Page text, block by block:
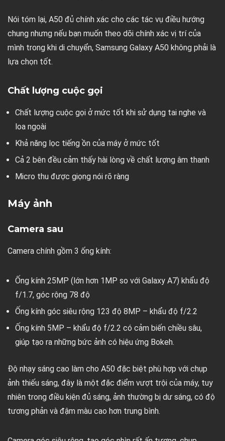
Nói tóm lại, A50 đủ chính xác cho các tác vụ điều hướng
chung nhưng nếu bạn muốn theo dõi chính xác vị trí của
mình trong khi di chuyển, Samsung Galaxy A50 không phải là
lựa chọn tốt.
Chất lượng cuộc gọi
Chất lượng cuộc gọi ở mức tốt khi sử dụng tai nghe và
loa ngoài
Khả năng lọc tiếng ồn của máy ở mức tốt
Cả 2 bên đều cảm thấy hài lòng về chất lượng âm thanh
Micro thu được giọng nói rõ ràng
Máy ảnh
Camera sau
Camera chính gồm 3 ống kính:
Ống kính 25MP (lớn hơn 1MP so với Galaxy A7) khẩu độ
f/1.7, góc rộng 78 độ
Ống kính góc siêu rộng 123 độ 8MP – khẩu độ f/2.2
Ống kính 5MP – khẩu độ f/2.2 có cảm biến chiều sâu,
giúp tạo ra những bức ảnh có hiệu ứng Bokeh.
Độ nhạy sáng cao làm cho A50 đặc biệt phù hợp với chụp
ảnh thiếu sáng, đây là một đặc điểm vượt trội của máy, tuy
nhiên trong điều kiện đủ sáng, ảnh thường bị dư sáng, có độ
tương phản và đậm màu cao hơn trung bình.